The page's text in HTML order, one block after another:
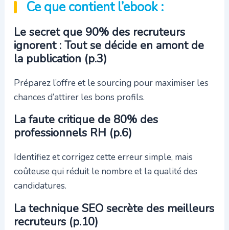
Ce que contient l’ebook :
Le secret que 90% des recruteurs
ignorent : Tout se décide en amont de
la publication (p.3)
Préparez l’offre et le sourcing pour maximiser les
chances d’attirer les bons profils.
La faute critique de 80% des
professionnels RH (p.6)
Identifiez et corrigez cette erreur simple, mais
coûteuse qui réduit le nombre et la qualité des
candidatures.
La technique SEO secrète des meilleurs
recruteurs (p.10)